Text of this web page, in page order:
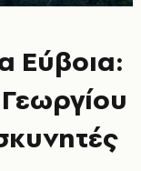
Εύβοια: